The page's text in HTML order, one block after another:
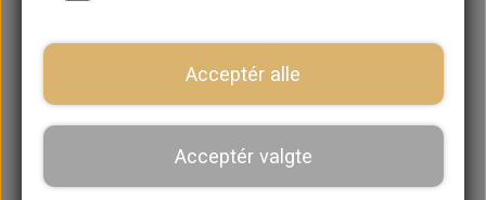
styretapperne er placeret i siden.
1275 A+ : 3 af lejepanderne har
styretappen i siden og de sidste 3
Acceptér alle
Acceptér valgte